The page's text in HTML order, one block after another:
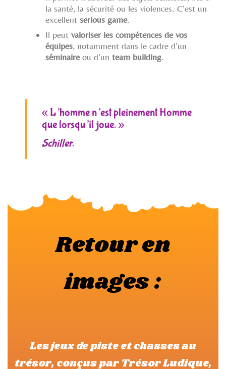
la santé, la sécurité ou les violences. C’est un
excellent serious game.
Il peut valoriser les compétences de vos
équipes, notamment dans le cadre d’un
séminaireou d’un team building.
« L’homme n’est pleinement Homme
que lorsqu’il joue. »
Schiller.
Retour en
images :
Les jeux de piste et chasses au
trésor, conçus par Trésor Ludique,